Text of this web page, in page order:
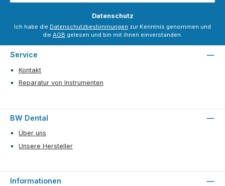
Datenschutz
Ich habe die Datenschutzbestimmungen zur Kenntnis genommen und
die AGB gelesen und bin mit ihnen einverstanden.
Service
Kontakt
Reparatur von Instrumenten
BW Dental
Über uns
Unsere Hersteller
Informationen